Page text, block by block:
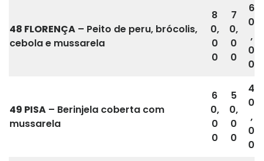
48 FLORENÇA – Peito de peru, brócolis,
cebola e mussarela
8
0,
0
0
7
0,
0
0
6
0
,
0
0
49 PISA – Berinjela coberta com
mussarela
6
0,
0
0
5
0,
0
0
4
0
,
0
0